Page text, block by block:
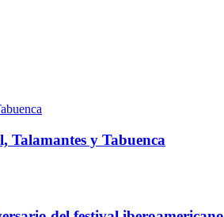
Talamantes y Tabuenca